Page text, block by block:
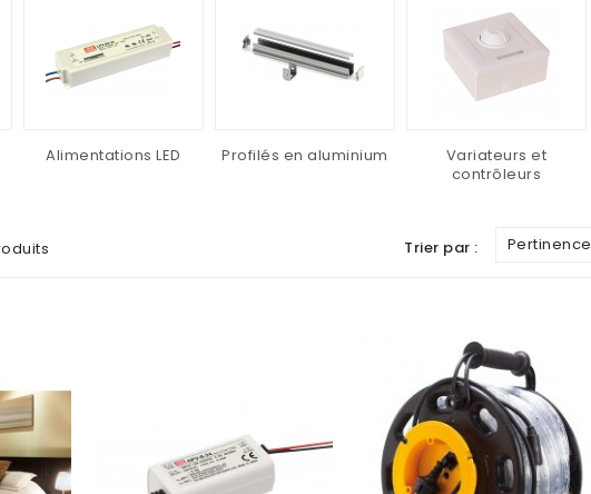
Alimentations LED Profilés en aluminium
Variateurs et
contrôleurs
Trier par : Pertinence